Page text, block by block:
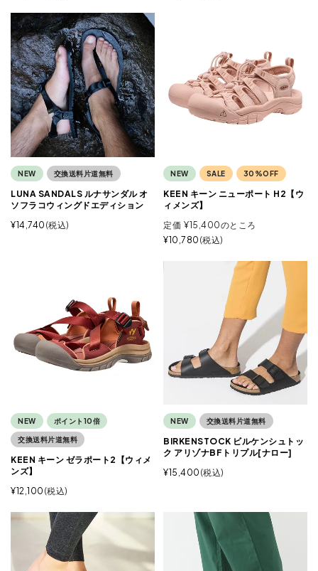
NEW 交換送料片道無料
LUNA SANDALS ルナサンダル オ
ソフラコウィングドエディション
¥14,740 税込
NEW SALE 30%OFF
KEEN キーン ニューポート H2【ウ
ィメンズ】
定価 ¥15,400のところ
¥10,780 税込
NEW ポイント10倍
交換送料片道無料
KEEN キーン ゼラポート2【ウィメ
ンズ】
¥12,100 税込
NEW 交換送料片道無料
BIRKENSTOCK ビルケンシュトッ
ク アリゾナBFトリプル[ナロー]
¥15,400 税込